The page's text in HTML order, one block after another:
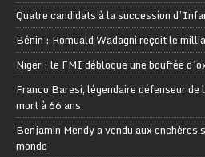
Quatre candidats à la succession
Bénin : Romuald Wadagni reçoit le
Niger : le FMI débloque une bouffée
Franco Baresi, légendaire défenseur
mort à 66 ans
Benjamin Mendy a vendu aux enchères
monde